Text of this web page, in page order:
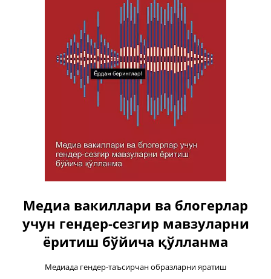
Медиа вакиллари ва блогерлар
учун гендер-сезгир мавзуларни
ёритиш бўйича қўлланма
Медиада гендер-таъсирчан образларни яратиш